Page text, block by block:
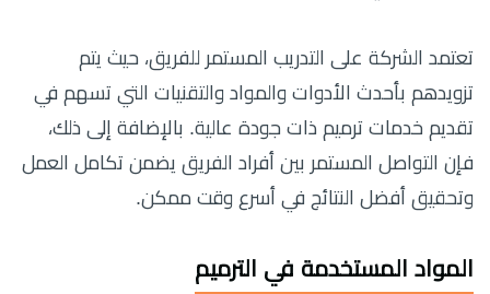
تعتمد الشركة على التدريب المستمر للفريق، حيث يتم
تزويدهم بأحدث الأدوات والمواد والتقنيات التي تسهم في
تقديم خدمات ترميم ذات جودة عالية. بالإضافة إلى ذلك،
فإن التواصل المستمر بين أفراد الفريق يضمن تكامل العمل
وتحقيق أفضل النتائج في أسرع وقت ممكن.
المواد المستخدمة في الترميم